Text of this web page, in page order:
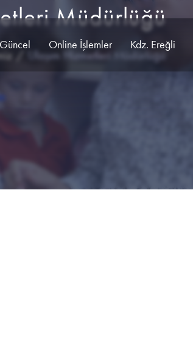
Güncel Online İşlemler Kdz. Ereğli
Müdürlüğü
Ulaşım Hizmetleri Müdürlüğü